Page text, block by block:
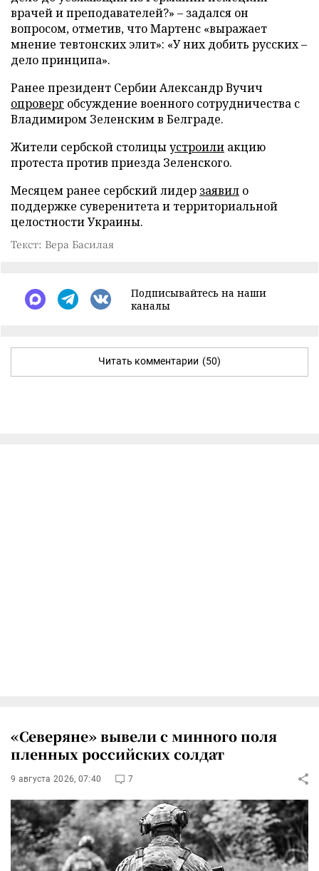
врачей и преподавателей?» – задался он
вопросом, отметив, что Мартенс «выражает
мнение тевтонских элит»: «У них добить русских –
дело принципа».
Ранее президент Сербии Александр Вучич
опроверг обсуждение военного сотрудничества с
Владимиром Зеленским в Белграде.
Жители сербской столицыустроили акцию
протеста против приезда Зеленского.
Месяцем ранее сербский лидер заявил о
поддержке суверенитета и территориальной
целостности Украины.
Текст: Вера Басилая
Подписывайтесь на наши
каналы
Читать комментарии (50)
«Северяне» вывели с минного поля
пленных российских солдат
9 августа 2026, 07:40 7